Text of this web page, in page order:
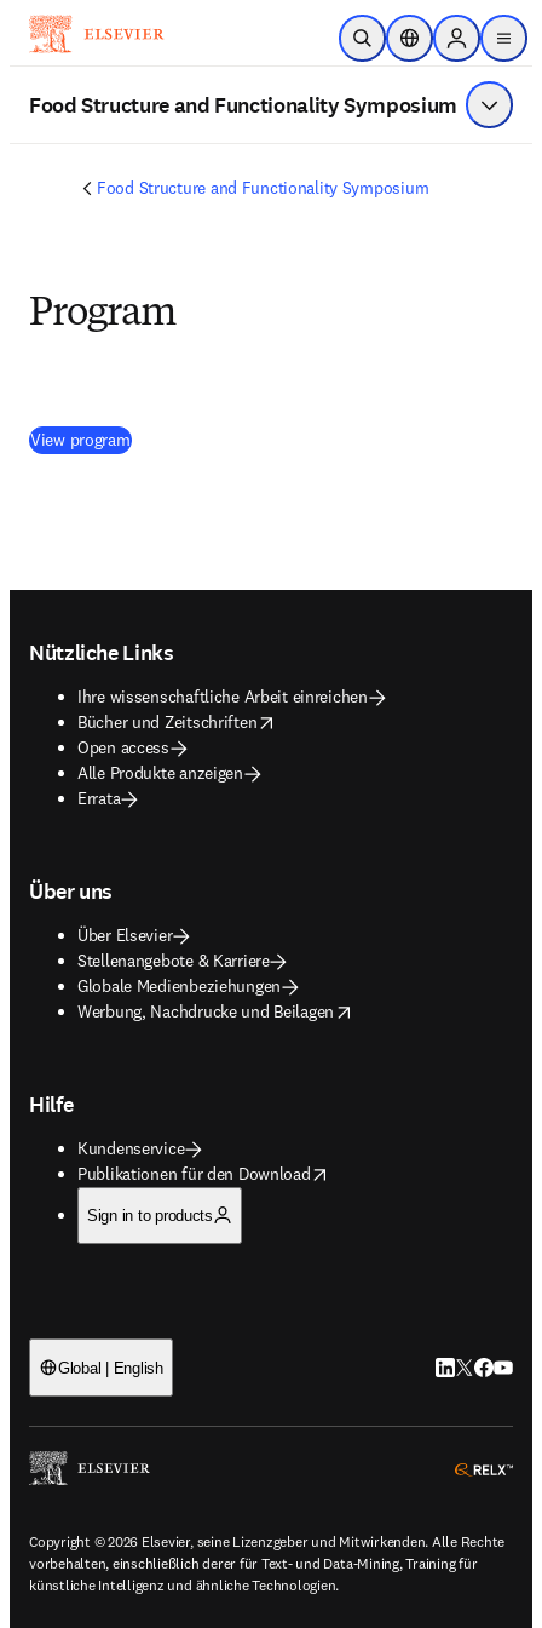
Zum Hauptinhalt wechseln
Suche öffnenStandortauswahl
Sign in to
menu
Food Structure and Functionality Symposium Menü
Food Structure and Functionality Symposium
Program
View program(
Nützliche Links
Ihre wissenschaftliche Arbeit einreichen
Bücher und Zeitschriften
opens in new tab/window
Open access
Alle Produkte anzeigen
Errata
Über uns
Über Elsevier
Stellenangebote & Karriere
Globale Medienbeziehungen
Werbung, Nachdrucke und Beilagen
opens in new tab/window
Hilfe
Kundenservice
Publikationen für den Download
opens in new tab/window
Sign in to products
Global | English LinkedIn
Twitter
Copyright © 2026 Elsevier, seine Lizenzgeber und Mitwirkenden. Alle Rechte
vorbehalten, einschließlich derer für Text- und Data-Mining, Training für
künstliche Intelligenz und ähnliche Technologien.